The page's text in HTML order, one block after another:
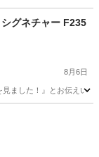
シグネチャー F235
8月6日
見ました！』とお伝え